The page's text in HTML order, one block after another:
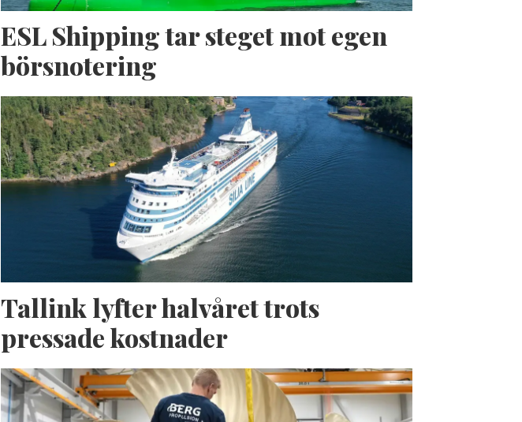
ESL Shipping tar steget mot egen
börsnotering
Tallink lyfter halvåret trots
pressade kostnader